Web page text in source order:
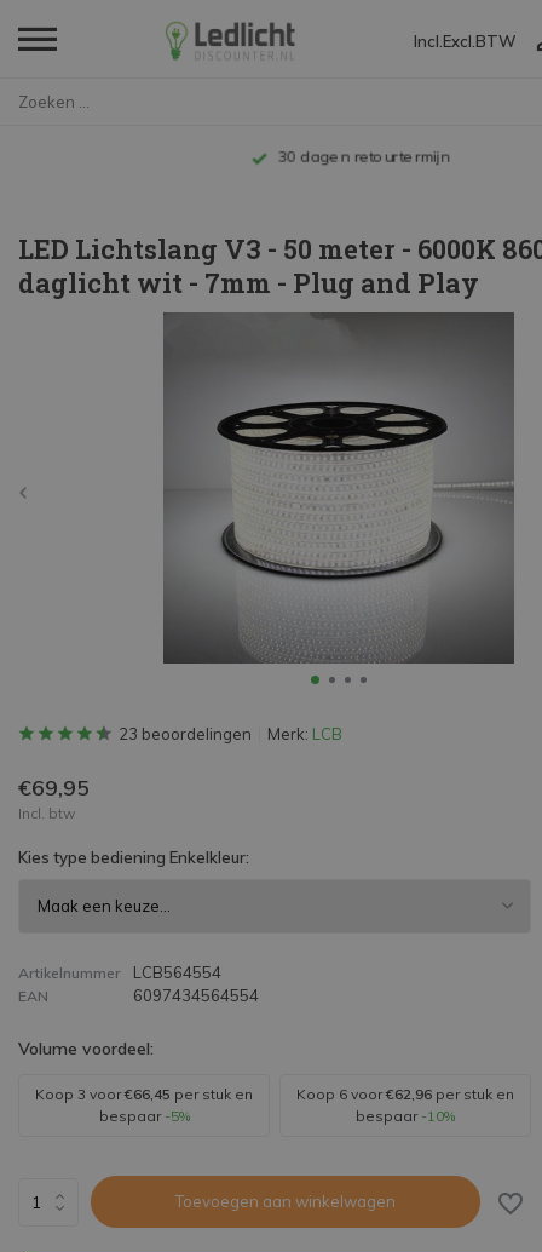
Incl. Excl. BTW
Tot 10 jaar garantie
LED Lichtslang V3 - 50 meter - 6000K
daglicht wit - 7mm - Plug and Play
23 beoordelingen Merk: LCB
€69,95
Incl. btw
Kies type bediening Enkelkleur:
Artikelnummer LCB564554
EAN 6097434564554
Volume voordeel:
Koop 3 voor€66,45 per stuk en
bespaar -5%
Koop 6 voor€62,96 per stuk en
bespaar -10%
Toevoegen aan winkelwagen